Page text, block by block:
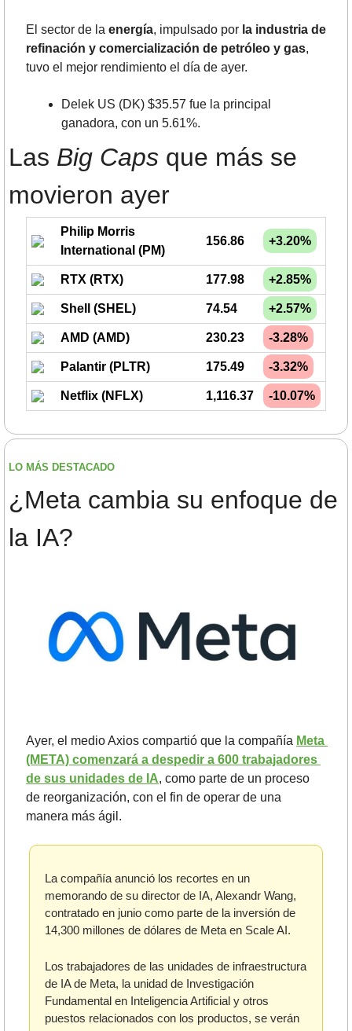
El sector de la energía, impulsado por la industria de
refinación y comercialización de petróleo y gas,
tuvo el mejor rendimiento el día de ayer.
Delek US (DK) $35.57 fue la principal
ganadora, con un 5.61%.
Las Big Caps que más se
movieron ayer
Philip Morris
International (PM)
156.86 +3.20%
RTX (RTX) 177.98 +2.85%
Shell (SHEL) 74.54 +2.57%
AMD (AMD) 230.23 -3.28%
Palantir (PLTR) 175.49 -3.32%
Netflix (NFLX) 1,116.37 -10.07%
LO MÁS DESTACADO
¿Meta cambia su enfoque de
la IA?
Ayer, el medio Axios compartió que la compañía Meta
(META) comenzará a despedir a 600 trabajadores
de sus unidades de IA, como parte de un proceso
de reorganización, con el fin de operar de una
manera más ágil.
La compañía anunció los recortes en un
memorando de su director de IA, Alexandr Wang,
contratado en junio como parte de la inversión de
14,300 millones de dólares de Meta en Scale AI.
Los trabajadores de las unidades de infraestructura
de IA de Meta, la unidad de Investigación
Fundamental en Inteligencia Artificial y otros
puestos relacionados con los productos, se verán